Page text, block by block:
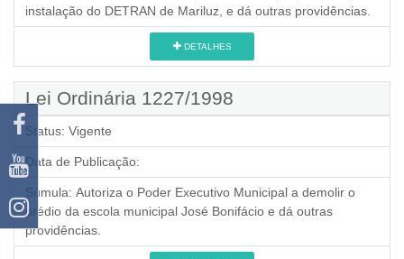
instalação do DETRAN de Mariluz, e dá outras providências.
DETALHES
Lei Ordinária 1227/1998
Status: Vigente
Data de Publicação:
Súmula: Autoriza o Poder Executivo Municipal a demolir o
prédio da escola municipal José Bonifácio e dá outras
providências.